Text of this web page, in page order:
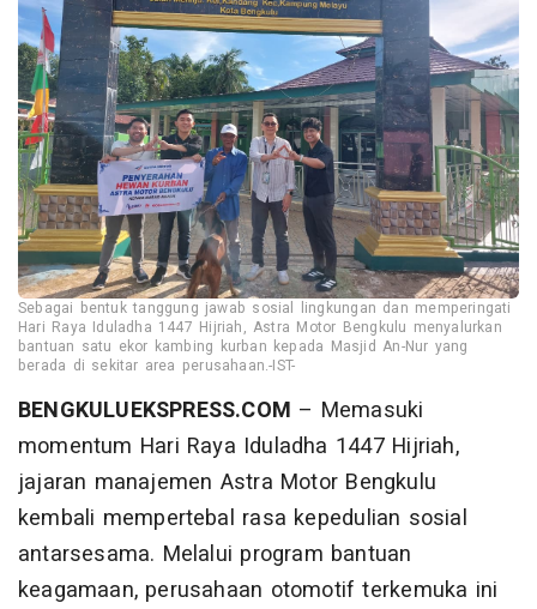
Sebagai bentuk tanggung jawab sosial lingkungan dan memperingati
Hari Raya Iduladha 1447 Hijriah, Astra Motor Bengkulu menyalurkan
bantuan satu ekor kambing kurban kepada Masjid An-Nur yang
berada di sekitar area perusahaan.-IST-
BENGKULUEKSPRESS.COM – Memasuki
momentum Hari Raya Iduladha 1447 Hijriah,
jajaran manajemen Astra Motor Bengkulu
kembali mempertebal rasa kepedulian sosial
antarsesama. Melalui program bantuan
keagamaan, perusahaan otomotif terkemuka ini